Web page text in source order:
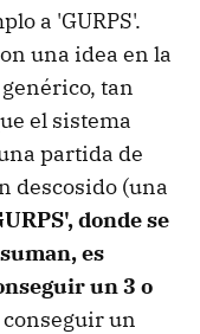
a 'GURPS'.
una idea en la
tan
el sistema
partida de
descosido (una
donde se
es
un 3 o
un